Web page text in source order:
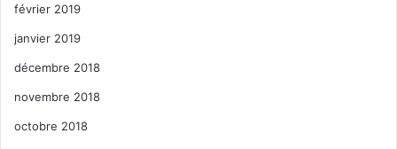
février 2019
janvier 2019
décembre 2018
novembre 2018
octobre 2018